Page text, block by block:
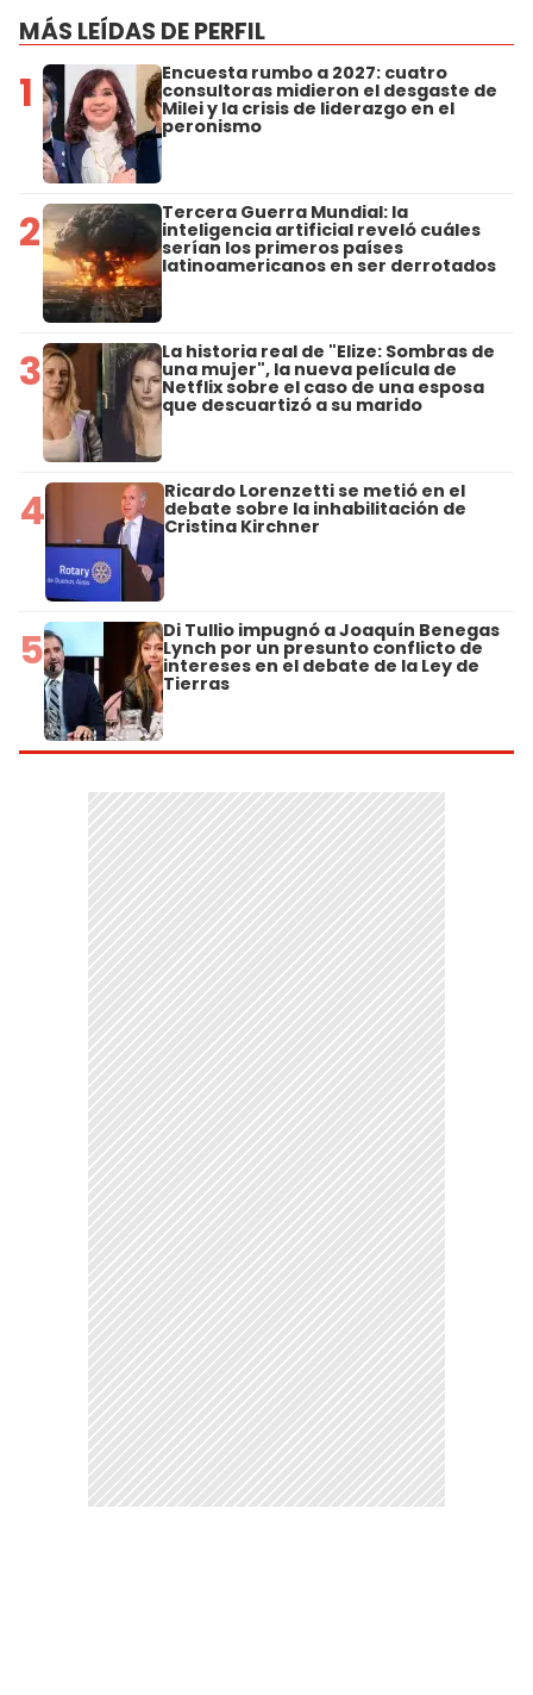
MÁS LEÍDAS DE PERFIL
1 Encuesta rumbo a 2027: cuatro
consultoras midieron el desgaste de
Milei y la crisis de liderazgo en el
peronismo
2 Tercera Guerra Mundial: la
inteligencia artificial reveló cuáles
serían los primeros países
latinoamericanos en ser derrotados
3 La historia real de "Elize: Sombras de
una mujer", la nueva película de
Netflix sobre el caso de una esposa
que descuartizó a su marido
4 Ricardo Lorenzetti se metió en el
debate sobre la inhabilitación de
Cristina Kirchner
5 Di Tullio impugnó a Joaquín Benegas
Lynch por un presunto conflicto de
intereses en el debate de la Ley de
Tierras